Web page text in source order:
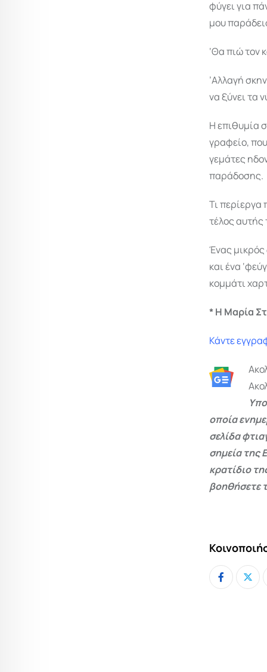
φύγει για
μου
‘Θα πιώ τον
’Αλλαγή
να ξύνει τα
Η επιθυμία
γραφείο,
γεμάτες
παράδοσης.
Τι περίεργα
τέλος
Ένας μικρός
και ένα
κομμάτι
* Η Μαρία
Κάντε
οποία
σελίδα
σημεία της
κρατίδιο
βοηθήσετε